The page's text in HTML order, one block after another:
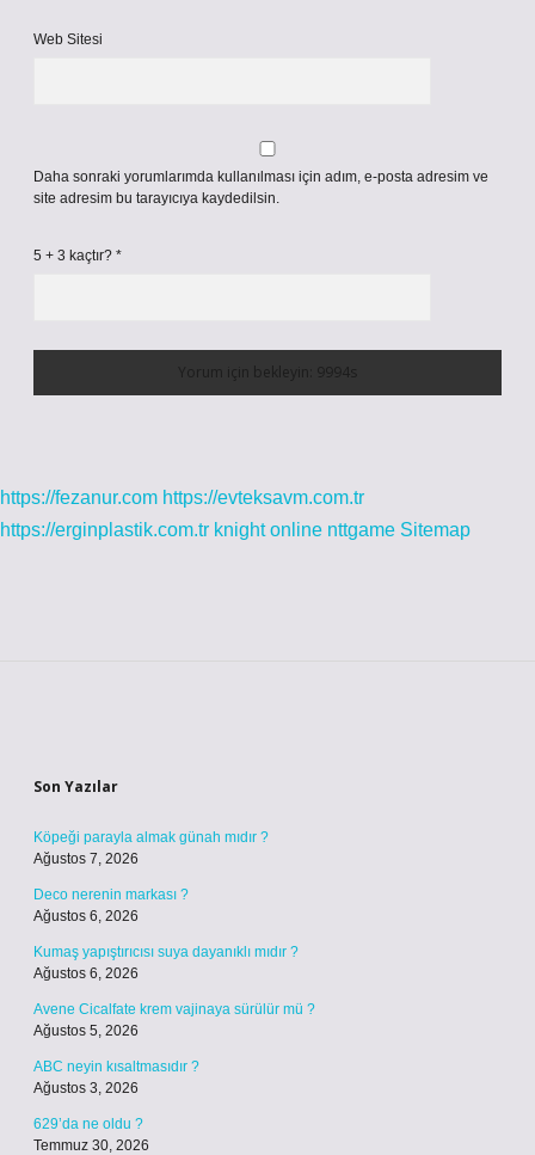
Web Sitesi
Daha sonraki yorumlarımda kullanılması için adım, e-posta adresim ve
site adresim bu tarayıcıya kaydedilsin.
5 + 3 kaçtır? *
https://fezanur.com https://evteksavm.com.tr
https://erginplastik.com.tr knight online nttgame Sitemap
Son Yazılar
Köpeği parayla almak günah mıdır ?
Ağustos 7, 2026
Deco nerenin markası ?
Ağustos 6, 2026
Kumaş yapıştırıcısı suya dayanıklı mıdır ?
Ağustos 6, 2026
Avene Cicalfate krem vajinaya sürülür mü ?
Ağustos 5, 2026
ABC neyin kısaltmasıdır ?
Ağustos 3, 2026
629’da ne oldu ?
Temmuz 30, 2026